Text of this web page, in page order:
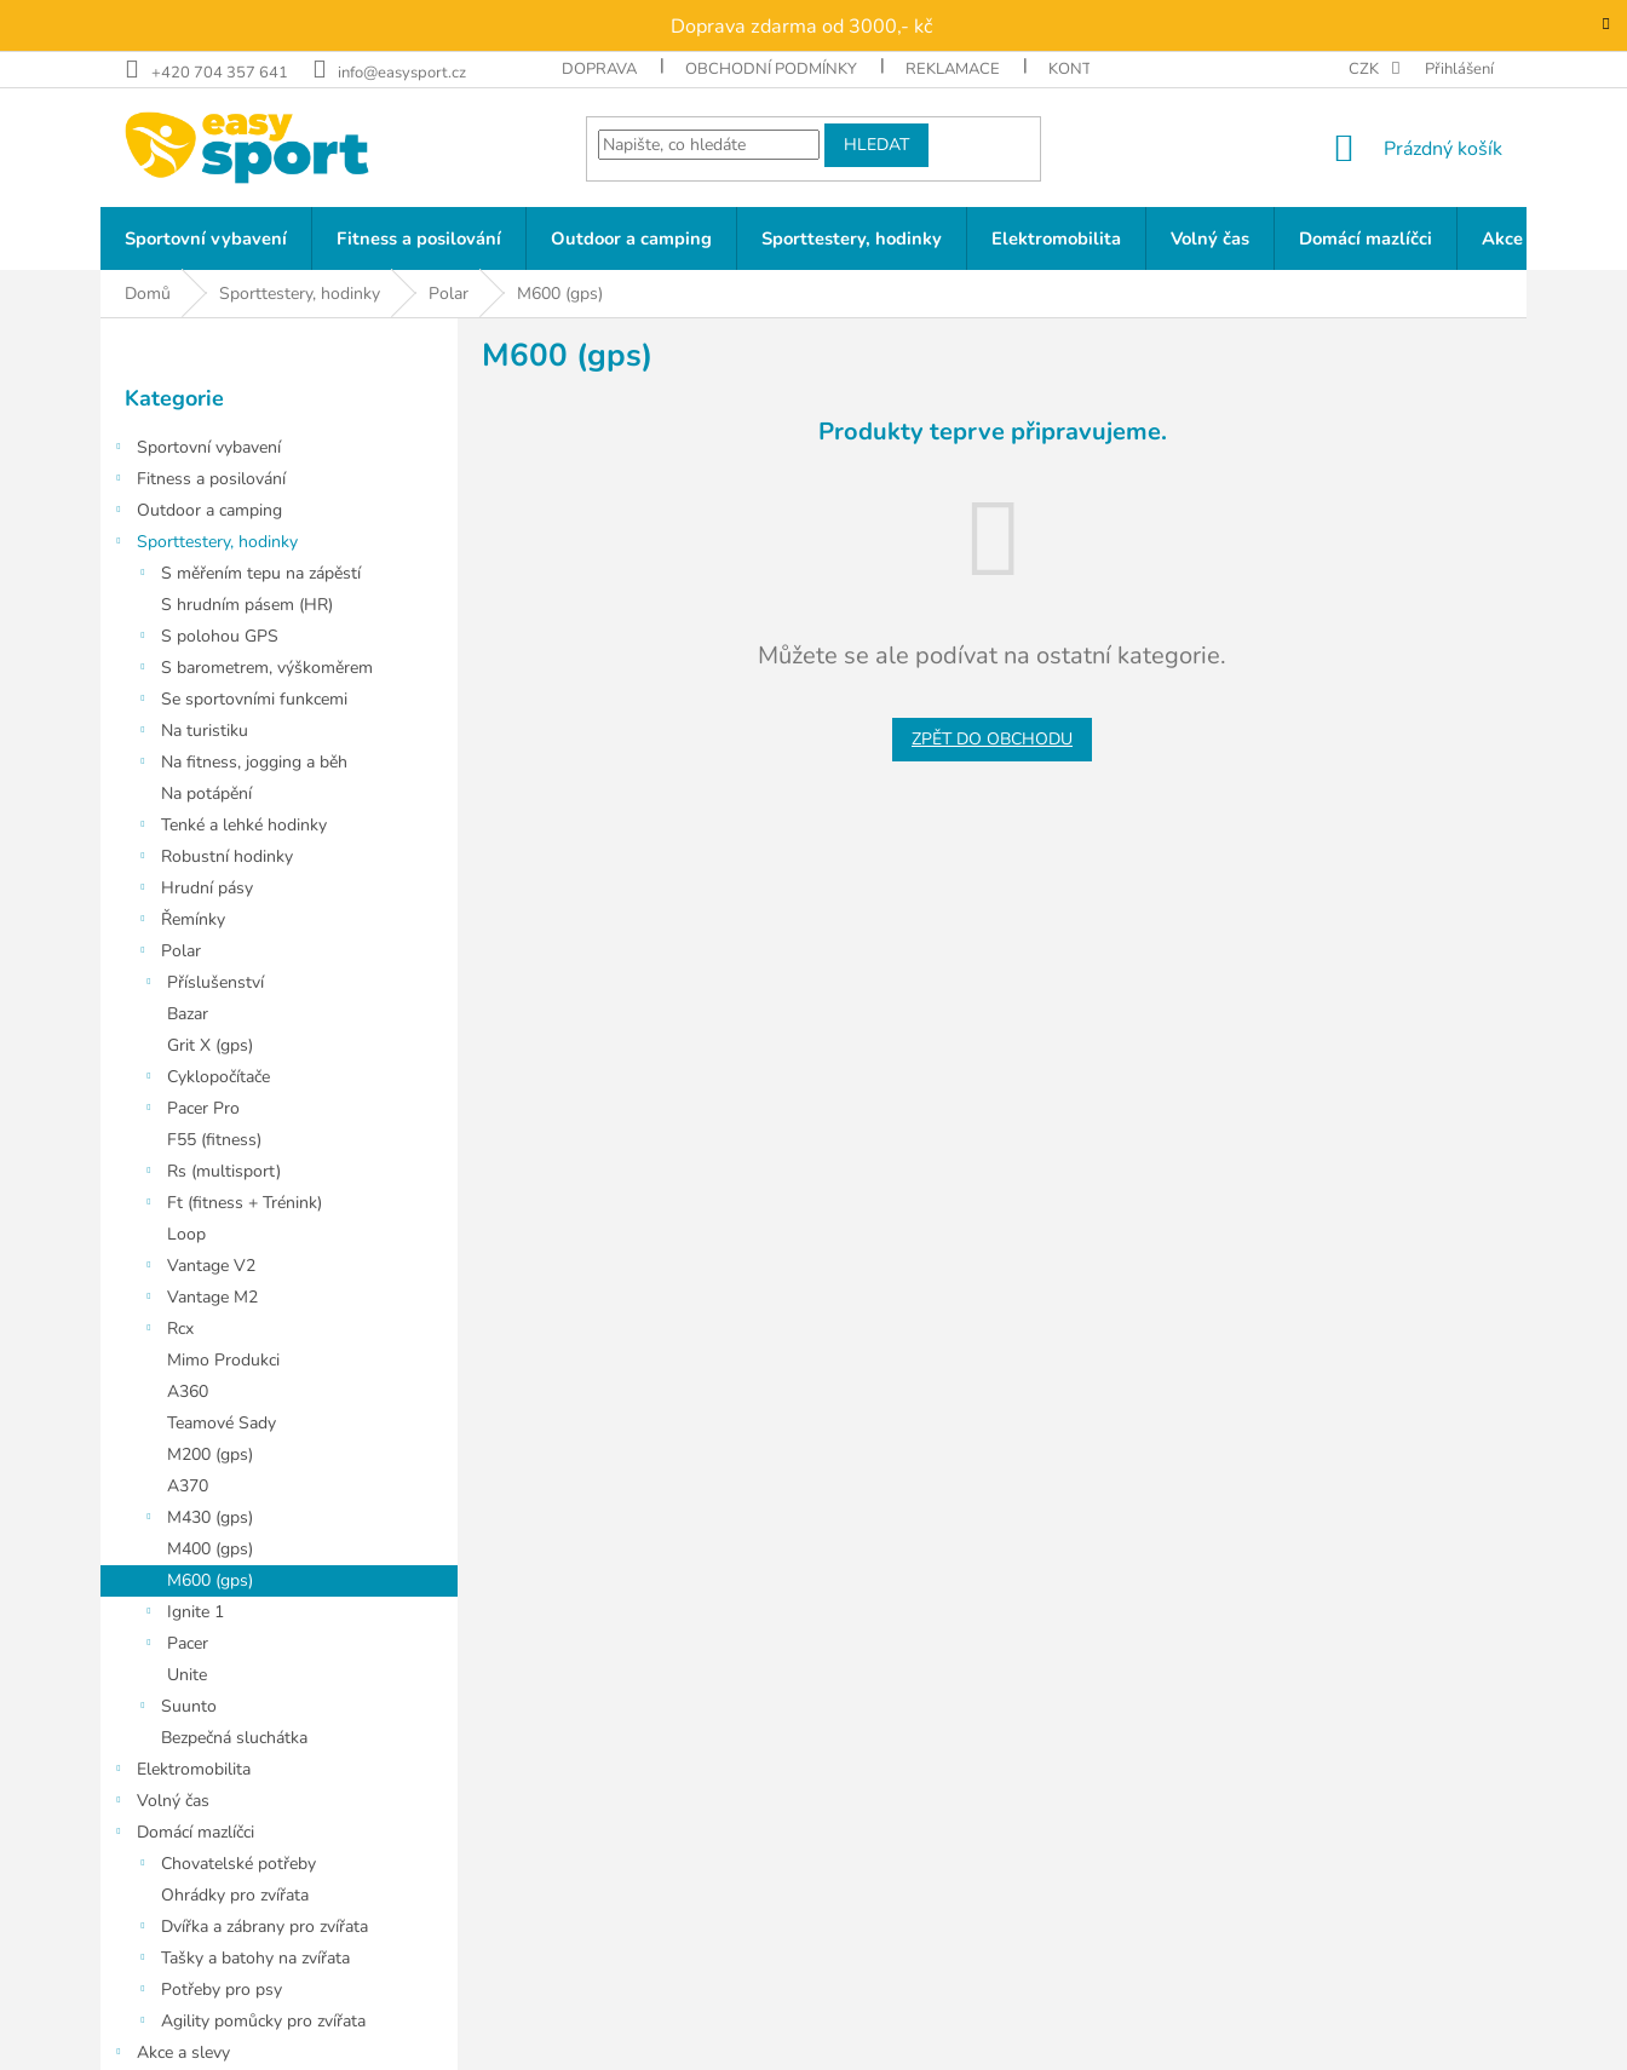
obsah
Doprava zdarma od 3000,- kč
+420 704 357 641 info@easysport.cz DOPRAVA OBCHODNÍ PODMÍNKY REKLAMACE KONTAKTY CZK Přihlášení
HLEDAT
NÁKUPNÍ
Prázdný košík
Sportovní vybavení Fitness a posilování Outdoor a camping Sporttestery, hodinky Elektromobilita Volný čas Domácí mazlíčci Akce a slevy
Domů Sporttestery, hodinky Polar M600 (gps)
P
kategorie
Kategorie
Sportovní vybavení
Fitness a posilování
Outdoor a camping
Sporttestery, hodinky
S měřením tepu na zápěstí
S hrudním pásem (HR)
S polohou GPS
S barometrem, výškoměrem
Se sportovními funkcemi
Na turistiku
Na fitness, jogging a běh
Na potápění
Tenké a lehké hodinky
Robustní hodinky
Hrudní pásy
Řemínky
Polar
Příslušenství
Bazar
Grit X (gps)
Cyklopočítače
Pacer Pro
F55 (fitness)
Rs (multisport)
Ft (fitness + Trénink)
Loop
Vantage V2
Vantage M2
Rcx
Mimo Produkci
A360
Teamové Sady
M200 (gps)
A370
M430 (gps)
M400 (gps)
M600 (gps)
Ignite 1
Pacer
Unite
Suunto
Bezpečná sluchátka
Elektromobilita
Volný čas
Domácí mazlíčci
Chovatelské potřeby
Ohrádky pro zvířata
Dvířka a zábrany pro zvířata
Tašky a batohy na zvířata
Potřeby pro psy
Agility pomůcky pro zvířata
Akce a slevy
M600 (gps)
Produkty teprve připravujeme.
Můžete se ale podívat na ostatní kategorie.
ZPĚT DO OBCHODU